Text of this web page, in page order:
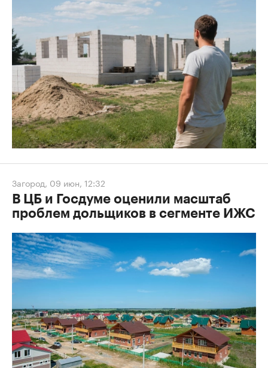
Загород, 09 июн, 12:32
В ЦБ и Госдуме оценили масштаб
проблем дольщиков в сегменте ИЖС